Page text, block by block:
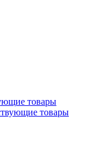
товары
товары